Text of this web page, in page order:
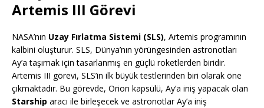
Artemis III Görevi
NASA’nın Uzay Fırlatma Sistemi (SLS), Artemis programının
kalbini oluşturur. SLS, Dünya’nın yörüngesinden astronotları
Ay’a taşımak için tasarlanmış en güçlü roketlerden biridir.
Artemis III görevi, SLS’in ilk büyük testlerinden biri olarak öne
çıkmaktadır. Bu görevde, Orion kapsülü, Ay’a iniş yapacak olan
Starship aracı ile birleşecek ve astronotlar Ay’a iniş